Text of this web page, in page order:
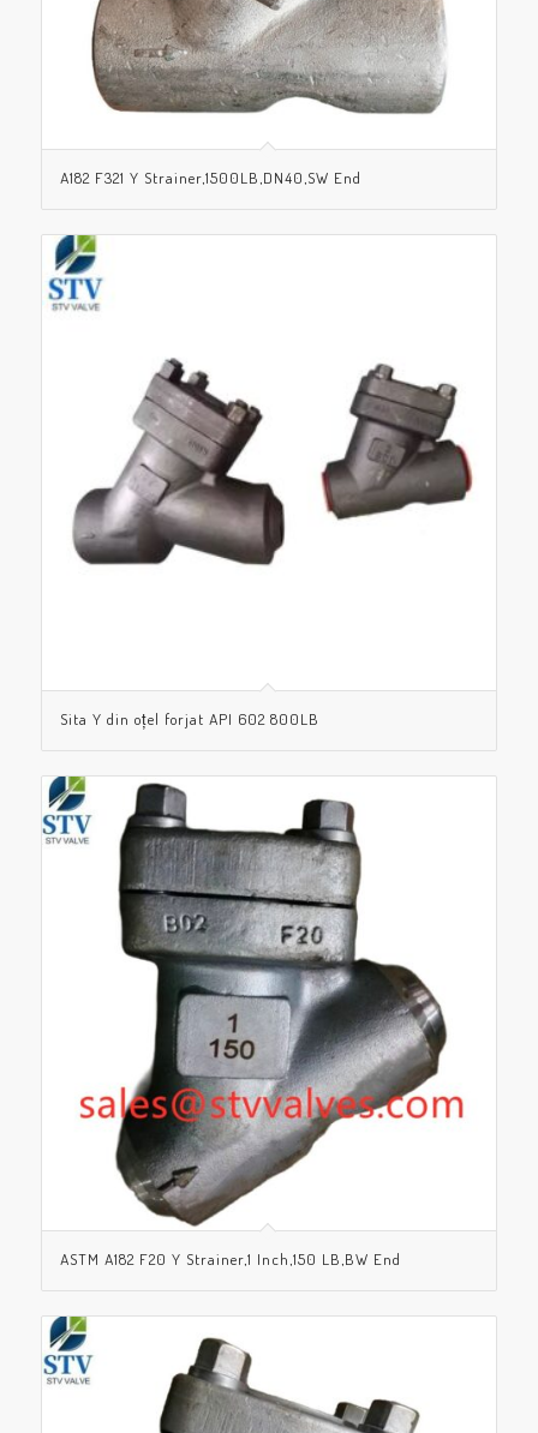
A182 F321 Y Strainer,1500LB,DN40,SW End
Sita Y din oțel forjat API 602 800LB
ASTM A182 F20 Y Strainer,1 Inch,150 LB,BW End